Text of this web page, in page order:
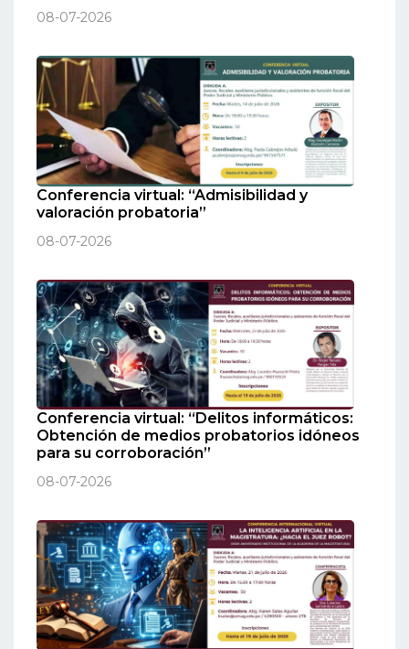
08-07-2026
Conferencia virtual: “Admisibilidad y
valoración probatoria”
08-07-2026
Conferencia virtual: “Delitos informáticos:
Obtención de medios probatorios idóneos
para su corroboración”
08-07-2026